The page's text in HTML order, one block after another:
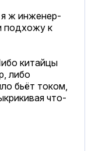
ж инженер-
подхожу к
китайцы
либо
бьёт током,
что-